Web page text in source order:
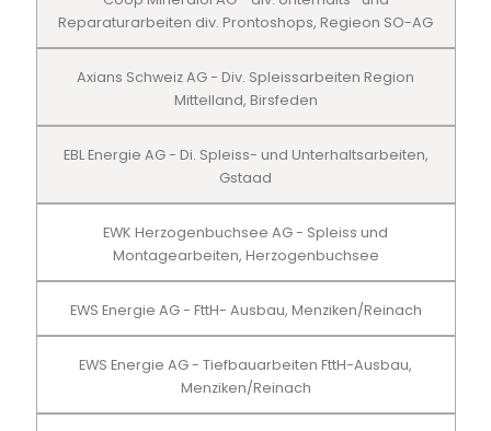
Reparaturarbeiten div. Prontoshops, Regieon SO-AG
Axians Schweiz AG - Div. Spleissarbeiten Region
Mittelland, Birsfeden
EBL Energie AG - Di. Spleiss- und Unterhaltsarbeiten,
Gstaad
EWK Herzogenbuchsee AG - Spleiss und
Montagearbeiten, Herzogenbuchsee
EWS Energie AG - FttH- Ausbau, Menziken/Reinach
EWS Energie AG - Tiefbauarbeiten FttH-Ausbau,
Menziken/Reinach